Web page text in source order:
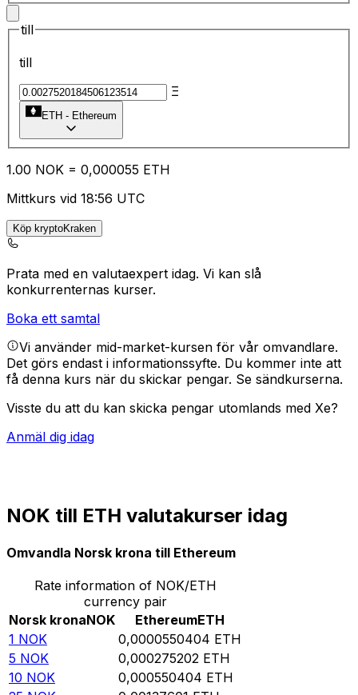
till
till
Ξ
ETH - Ethereum
1.00 NOK = 0,000055 ETH
Mittkurs vid 18:56 UTC
Köp kryptoKraken
Prata med en valutaexpert idag. Vi kan slå
konkurrenternas kurser.
Boka ett samtal
Vi använder mid-market-kursen för vår omvandlare.
Det görs endast i informationssyfte. Du kommer inte att
få denna kurs när du skickar pengar. Se sändkurserna.
Visste du att du kan skicka pengar utomlands med Xe?
Anmäl dig idag
NOK till ETH valutakurser idag
Omvandla Norsk krona till Ethereum
Rate information of NOK/ETH
currency pair
Norsk kronaNOK EthereumETH
1 NOK 0,0000550404 ETH
5 NOK 0,000275202 ETH
10 NOK 0,000550404 ETH